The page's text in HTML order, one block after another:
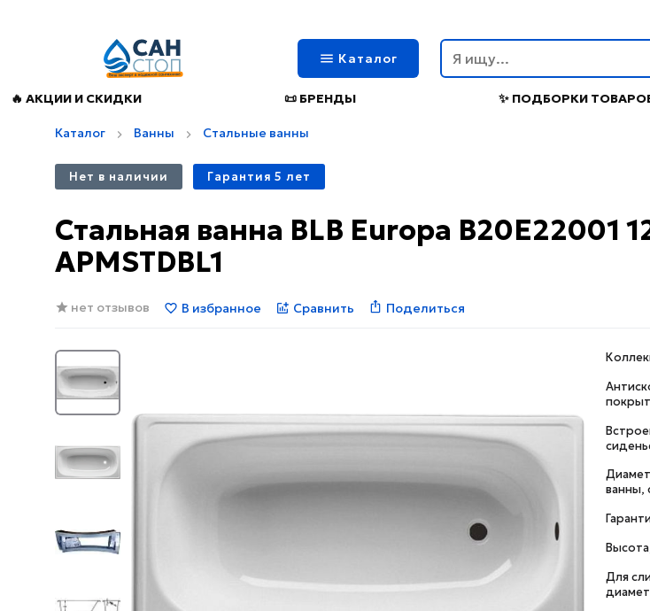
Каталог
🔥 АКЦИИ И СКИДКИ 📜 БРЕНДЫ ✨ ПОДБОРКИ
Каталог Ванны Стальные ванны
Нет в наличии Гарантия 5 лет
Стальная ванна BLB Europa B20E22001
APMSTDBL1
нет отзывов В избранное Сравнить Поделиться
ванны,
Для